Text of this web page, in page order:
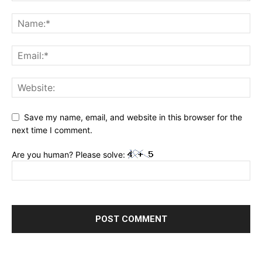
Save my name, email, and website in this browser for the
next time I comment.
Are you human? Please solve: